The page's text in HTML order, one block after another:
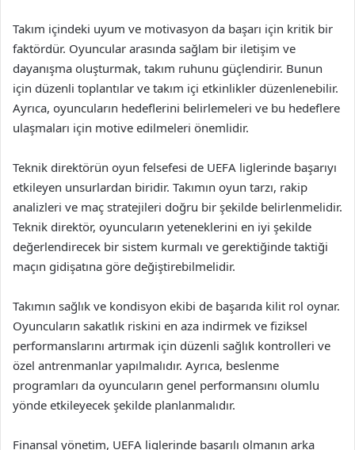
Takım içindeki uyum ve motivasyon da başarı için kritik bir
faktördür. Oyuncular arasında sağlam bir iletişim ve
dayanışma oluşturmak, takım ruhunu güçlendirir. Bunun
için düzenli toplantılar ve takım içi etkinlikler düzenlenebilir.
Ayrıca, oyuncuların hedeflerini belirlemeleri ve bu hedeflere
ulaşmaları için motive edilmeleri önemlidir.
Teknik direktörün oyun felsefesi de UEFA liglerinde başarıyı
etkileyen unsurlardan biridir. Takımın oyun tarzı, rakip
analizleri ve maç stratejileri doğru bir şekilde belirlenmelidir.
Teknik direktör, oyuncuların yeteneklerini en iyi şekilde
değerlendirecek bir sistem kurmalı ve gerektiğinde taktiği
maçın gidişatına göre değiştirebilmelidir.
Takımın sağlık ve kondisyon ekibi de başarıda kilit rol oynar.
Oyuncuların sakatlık riskini en aza indirmek ve fiziksel
performanslarını artırmak için düzenli sağlık kontrolleri ve
özel antrenmanlar yapılmalıdır. Ayrıca, beslenme
programları da oyuncuların genel performansını olumlu
yönde etkileyecek şekilde planlanmalıdır.
Finansal yönetim, UEFA liglerinde başarılı olmanın arka